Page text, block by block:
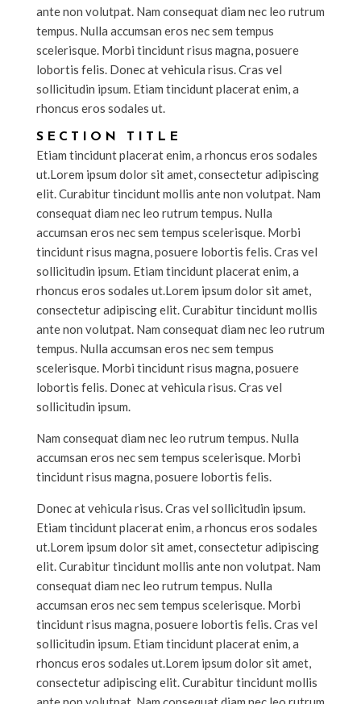
ante non volutpat. Nam consequat diam nec leo rutrum
tempus. Nulla accumsan eros nec sem tempus
scelerisque. Morbi tincidunt risus magna, posuere
lobortis felis. Donec at vehicula risus. Cras vel
sollicitudin ipsum. Etiam tincidunt placerat enim, a
rhoncus eros sodales ut.
SECTION TITLE
Etiam tincidunt placerat enim, a rhoncus eros sodales
ut.Lorem ipsum dolor sit amet, consectetur adipiscing
elit. Curabitur tincidunt mollis ante non volutpat. Nam
consequat diam nec leo rutrum tempus. Nulla
accumsan eros nec sem tempus scelerisque. Morbi
tincidunt risus magna, posuere lobortis felis. Cras vel
sollicitudin ipsum. Etiam tincidunt placerat enim, a
rhoncus eros sodales ut.Lorem ipsum dolor sit amet,
consectetur adipiscing elit. Curabitur tincidunt mollis
ante non volutpat. Nam consequat diam nec leo rutrum
tempus. Nulla accumsan eros nec sem tempus
scelerisque. Morbi tincidunt risus magna, posuere
lobortis felis. Donec at vehicula risus. Cras vel
sollicitudin ipsum.
Nam consequat diam nec leo rutrum tempus. Nulla
accumsan eros nec sem tempus scelerisque. Morbi
tincidunt risus magna, posuere lobortis felis.
Donec at vehicula risus. Cras vel sollicitudin ipsum.
Etiam tincidunt placerat enim, a rhoncus eros sodales
ut.Lorem ipsum dolor sit amet, consectetur adipiscing
elit. Curabitur tincidunt mollis ante non volutpat. Nam
consequat diam nec leo rutrum tempus. Nulla
accumsan eros nec sem tempus scelerisque. Morbi
tincidunt risus magna, posuere lobortis felis. Cras vel
sollicitudin ipsum. Etiam tincidunt placerat enim, a
rhoncus eros sodales ut.Lorem ipsum dolor sit amet,
consectetur adipiscing elit. Curabitur tincidunt mollis